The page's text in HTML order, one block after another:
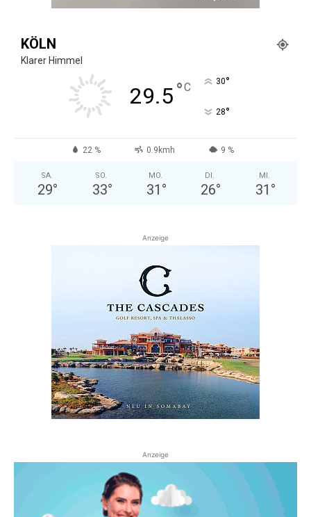
KÖLN
Klarer Himmel
29.5°C 30°
28°
22 % 0.9kmh 9 %
SA.
29°
SO.
33°
MO.
31 °
DI.
26°
MI.
31 °
Anzeige
Anzeige